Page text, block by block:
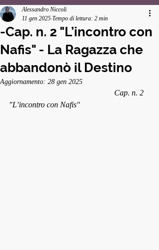
-Cap. n. 2 "L’incontro con
Nafis" - La Ragazza che
abbandonò il Destino
Alessandro Niccoli
11 gen 2025 Tempo di lettura: 2 min
Aggiornamento: 28 gen 2025
"L’incontro con Nafis"